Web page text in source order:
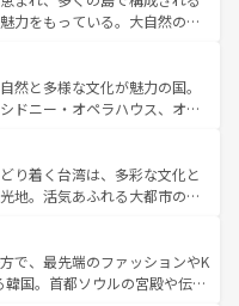
ランドキャニオンやイエロー
音楽と美食が融合した独特の
カの各地域で異なる魅力を楽
かな歴史を感じることができ
のアメリカ
してほしい。
力をもっている。大自然の神
定番の観光地といえばオアフ
ならマウイ島やカウアイ島が
ンに輝く海をはじめ、豊かな
人々を迎えてくれるハワイの
ドやハワイアンミュージッ
、すべてがハワイの魅力を彩
ワイ情報
ほしい。
然と多様な文化が魅力の国。
ドニー・オペラハウス、オー
びえるウルル（エアーズロッ
生林やケアンズの熱帯雨林な
た、カフェやワイン、オージ
しており、サーフィンやダイ
ウトドア好きにはたまらな
魅力を存分に味わいつくそ
り着く台湾は、多彩な文化と
地。活気あふれる大都市の台
る台湾東部など、都市の喧騒
り、訪れる人に新しい発見と
た、奥深い台湾の食文化も魅
で、最先端のファッションやK
国。首都ソウルの宮殿や伝統